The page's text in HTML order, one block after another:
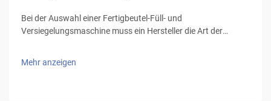
Bei der Auswahl einer Fertigbeutel-Füll- und
Versiegelungsmaschine muss ein Hersteller die Art der
berücksichtigen, insbesondere bei flüssigen Produkten, die
tropffreie Beutel und eine zuverlässige Versiegelungstechnik
Mehr anzeigen